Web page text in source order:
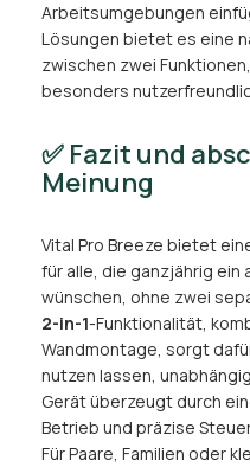
Arbeitsumgebungen
Lösungen bietet es eine
zwischen zwei
besonders
✅ Fazit und
Meinung
Vital Pro Breeze bietet
für alle, die ganzjährig ein
wünschen, ohne zwei
2-in-1-Funktionalität,
Wandmontage, sorgt
nutzen lassen,
Gerät überzeugt durch
Betrieb und präzise
Für Paare, Familien oder